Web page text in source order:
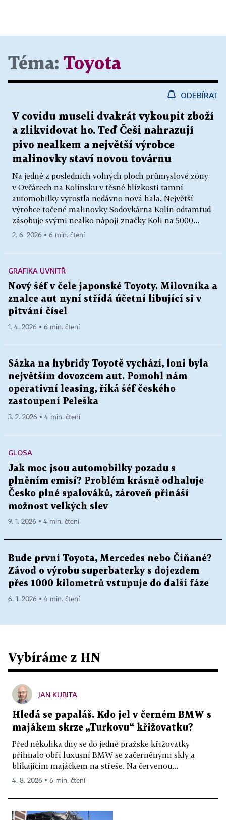
Téma: Toyota
ODEBÍRAT
V covidu museli dvakrát vykoupit zboží
a zlikvidovat ho. Teď Češi nahrazují
pivo nealkem a největší výrobce
malinovky staví novou továrnu
Na jedné z posledních volných ploch průmyslové zóny
v Ovčárech na Kolínsku v těsné blízkosti tamní
automobilky vyrostla nedávno nová hala. Největší
výrobce točené malinovky Sodovkárna Kolín odtamtud
zásobuje svými nealko nápoji značky Koli na 5000...
2. 6. 2026 ▪ 6 min. čtení
GRAFIKA UVNITŘ
Nový šéf v čele japonské Toyoty. Milovníka a
znalce aut nyní střídá účetní libující si v
pitvání čísel
1. 4. 2026 ▪ 6 min. čtení
Sázka na hybridy Toyotě vychází, loni byla
největším dovozcem aut. Pomohl nám
operativní leasing, říká šéf českého
zastoupení Peleška
3. 2. 2026 ▪ 4 min. čtení
GLOSA
Jak moc jsou automobilky pozadu s
plněním emisí? Problém krásně odhaluje
Česko plné spalováků, zároveň přináší
možnost velkých slev
9. 1. 2026 ▪ 4 min. čtení
Bude první Toyota, Mercedes nebo Číňané?
Závod o výrobu superbaterky s dojezdem
přes 1000 kilometrů vstupuje do další fáze
6. 1. 2026 ▪ 4 min. čtení
Vybíráme z HN
JAN KUBITA
Hledá se papaláš. Kdo jel v černém BMW s
majákem skrze „Turkovu“ křižovatku?
Před několika dny se do jedné pražské křižovatky
přihnalo obří luxusní BMW se začerněnými skly a
blikajícím majáčkem na střeše. Na červenou...
4. 8. 2026 ▪ 6 min. čtení